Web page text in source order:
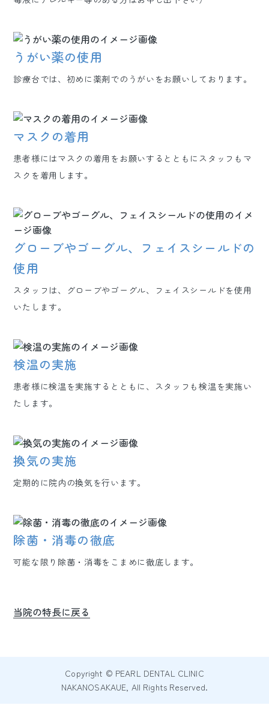
うがい薬の使用
診療台では、初めに薬剤でのうがいをお願いしております。
マスクの着用
患者様にはマスクの着用をお願いするとともにスタッフもマ
スクを着用します。
グローブやゴーグル、フェイスシールドの
使用
スタッフは、グローブやゴーグル、フェイスシールドを使用
いたします。
検温の実施
患者様に検温を実施するとともに、スタッフも検温を実施い
たします。
換気の実施
定期的に院内の換気を行います。
除菌・消毒の徹底
可能な限り除菌・消毒をこまめに徹底します。
当院の特長に戻る
Copyright © PEARL DENTAL CLINIC
NAKANOSAKAUE, All Rights Reserved.